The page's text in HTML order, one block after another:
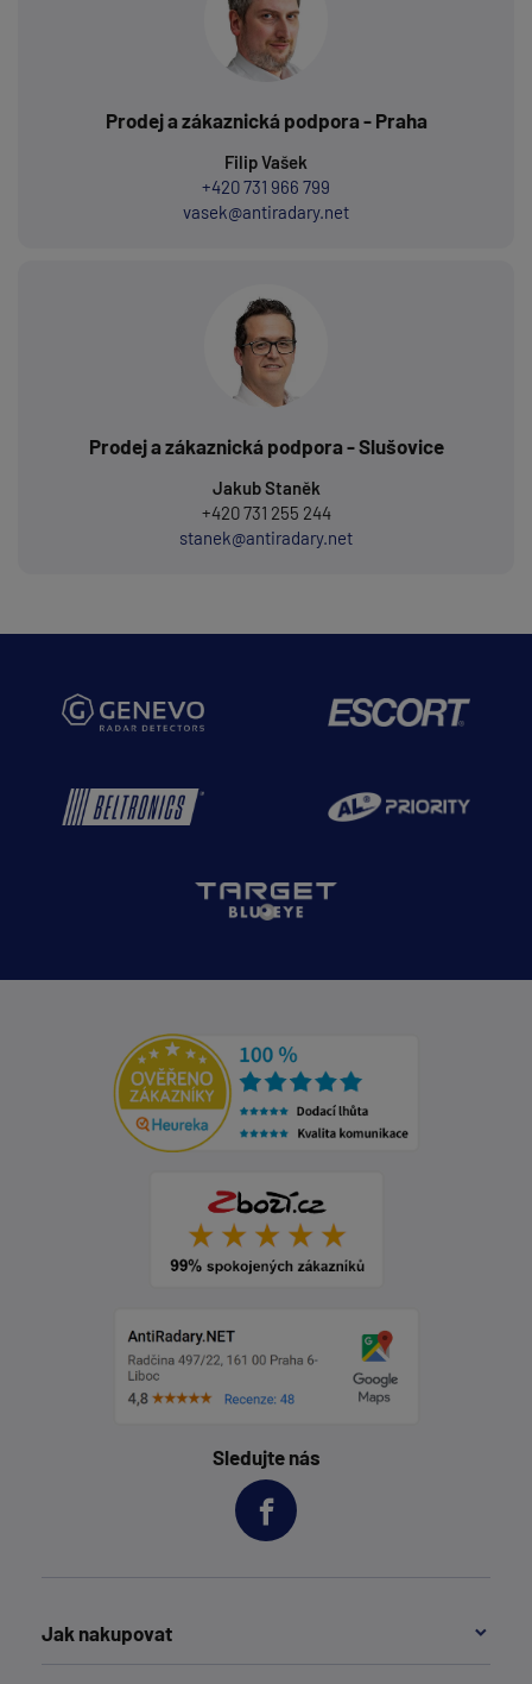
Prodej a zákaznická podpora - Praha
Filip Vašek
+420 731 966 799
vasek@antiradary.net
Prodej a zákaznická podpora - Slušovice
Jakub Staněk
+420 731 255 244
stanek@antiradary.net
Sledujte nás
Jak nakupovat